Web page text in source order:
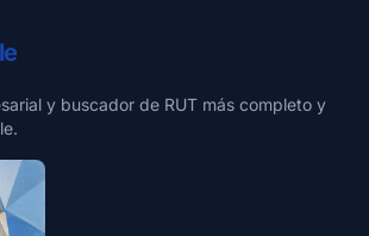
y buscador de RUT más completo y